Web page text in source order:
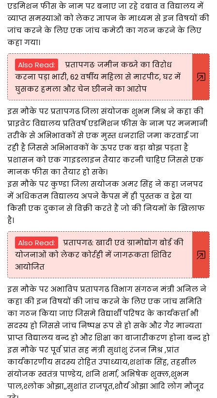
एडमिशन फीस के नाम पर बनाए जा रहे दबाव व विद्यालय में
व्याप्त समस्याओं को लेकर ज्ञापन के माध्यम से इन विषयों की
जांच करने के लिए एक जांच कमेटी का गठन करने के लिए
कहा गया।
Also Read:
प्रतापगढः जमीन कब्जे का विरोध
करना पड़ा भारी, 62 वर्षीय महिला से मारपीट, घर में
घुसकर हमला और चेन छीनने का आरोप
इस मौके पर प्रतापगढ जिला संयोजक शुभम मिश्र ने कहा की
प्राइवेट विद्यालय प्रतिवर्ष एडमिशन फीस के नाम पर मनमानी
तरीके से अभिभावकों से एक मुस्त धनराशि जमा करवाई जा
रही है जिससे अभिभावकों के ऊपर एक बड़ा बोझ पड़ता है
प्रशासन को एक गाइडलाइन तैयार करनी चाहिए जिससे एक
मानक फीस का तैयार हो सके।
इस मौके पर कुण्डा जिला सयोजक अमर सिंह ने कहा जनपद
में अधिकतम विद्यालय अपने कैंपस में ही पुस्तक व ड्रेस या
किसी एक दुकान से विक्री करते हैं जो की नियमों के खिलाफ
है।
Also Read:
प्रतापगढ: खादी एवं ग्रामोद्योग बोर्ड की
योजनाओं को लेकर कोर्रही में जागरूकता शिविर
आयोजित
इस मौके पर अभाविप प्रतापगढ विभाग संगठन मंत्री अनिल ने
कहा की इन विषयों की जांच करने के लिए एक जांच समिति
का गठन किया जाएं जिसमे विद्यार्थी परिषद के कार्यकर्त्ता भी
सदस्य हो जिससे जांच निष्पक्ष रूप से हो सके और गैर मान्यता
प्राप्त विद्यालय बन्द हो और शिक्षा का बाजारीकरण होना बन्द हो
इस मौके पर पूर्व प्रांत सह मंत्री सुधांशु रंजन मिश्र ,प्रांत
कार्यकारणीय सदस्य रोहित उपाध्याय,शशांक सिंह, तहसील
संयोजक स्वतंत्र पाण्डेय, शनि शर्मा, अभिषेक शुक्ल,शुभम
पाल,श्लोक ओझा,,सुशांत राजपूत,शौर्य ओझा आदि लोग मौजूद